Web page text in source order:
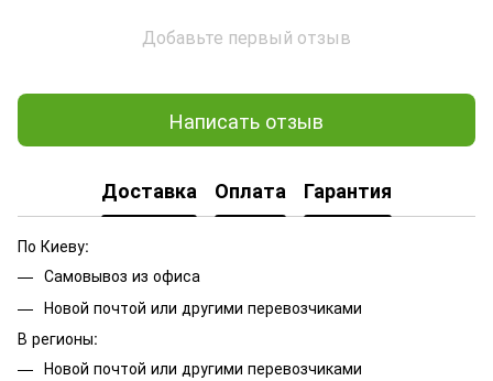
Добавьте первый отзыв
Написать отзыв
Доставка Оплата Гарантия
По Киеву:
Самовывоз из офиса
Новой почтой или другими перевозчиками
В регионы:
Новой почтой или другими перевозчиками